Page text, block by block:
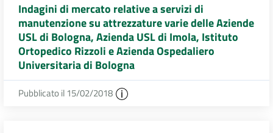
Indagini di mercato relative a servizi di
manutenzione su attrezzature varie delle Aziende
USL di Bologna, Azienda USL di Imola, Istituto
Ortopedico Rizzoli e Azienda Ospedaliero
Universitaria di Bologna
Pubblicato il 15/02/2018